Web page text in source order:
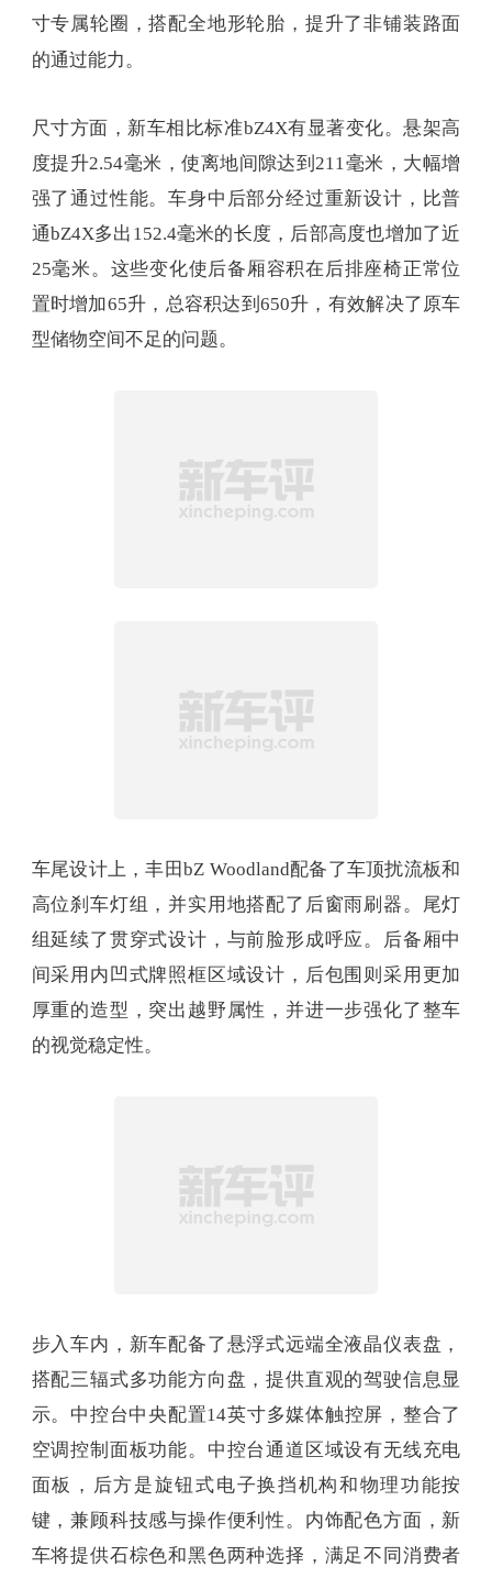
寸专属轮圈，搭配全地形轮胎，提升了非铺装路面
的通过能力。
尺寸方面，新车相比标准bZ4X有显著变化。悬架高
度提升2.54毫米，使离地间隙达到211毫米，大幅增
强了通过性能。车身中后部分经过重新设计，比普
通bZ4X多出152.4毫米的长度，后部高度也增加了近
25毫米。这些变化使后备厢容积在后排座椅正常位
置时增加65升，总容积达到650升，有效解决了原车
型储物空间不足的问题。
车尾设计上，丰田bZ Woodland配备了车顶扰流板和
高位刹车灯组，并实用地搭配了后窗雨刷器。尾灯
组延续了贯穿式设计，与前脸形成呼应。后备厢中
间采用内凹式牌照框区域设计，后包围则采用更加
厚重的造型，突出越野属性，并进一步强化了整车
的视觉稳定性。
步入车内，新车配备了悬浮式远端全液晶仪表盘，
搭配三辐式多功能方向盘，提供直观的驾驶信息显
示。中控台中央配置14英寸多媒体触控屏，整合了
空调控制面板功能。中控台通道区域设有无线充电
面板，后方是旋钮式电子换挡机构和物理功能按
键，兼顾科技感与操作便利性。内饰配色方面，新
车将提供石棕色和黑色两种选择，满足不同消费者